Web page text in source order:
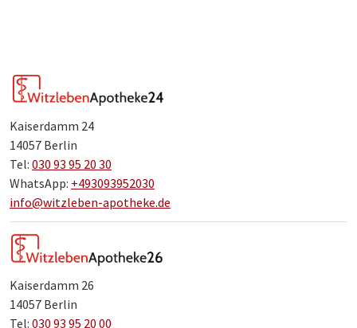
Kaiserdamm 24
14057 Berlin
Tel: 030 93 95 20 30
WhatsApp: +493093952030
info@witzleben-apotheke.de
Kaiserdamm 26
14057 Berlin
Tel: 030 93 95 20 00